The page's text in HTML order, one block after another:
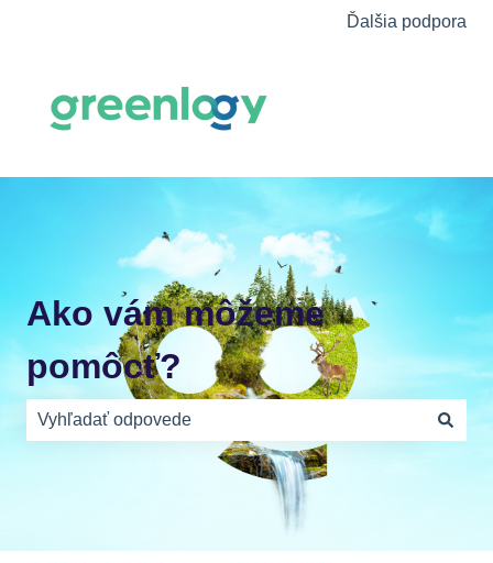
Ďalšia podpora
Ako vám môžeme
pomôcť?
Neexistujú žiadne návrhy, pretože je pole vyhľadávania